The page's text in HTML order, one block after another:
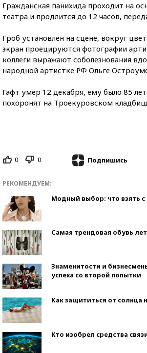
Гражданская панихида проходит на
театра и продлится до 12 часов,
Гроб установлен на сцене, вокруг
экран проецируются фотографии
коллеги выражают соболезнования
народной артистке РФ Ольге
Гафт умер 12 декабря, ему было 85
похоронят на Троекуровском
0 0 Подпишись
РЕКОМЕНДУЕМ:
Модный выбор: что взять с
Самая трендовая обувь
Знаменитости и
успеха со второй попытки
Как защититься от солнца
Кто изобрел средства